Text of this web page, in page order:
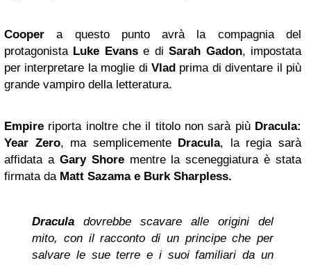
Coopera questo punto avrà la compagnia del
protagonista Luke Evanse diSarah Gadon, impostata
per interpretare la moglie di Vlad prima di diventare il più
grande vampiro della letteratura.
Empire riporta inoltre che il titolo non sarà più Dracula:
Year Zero, ma semplicemente Dracula, la regia sarà
affidata a Gary Shorementre la sceneggiatura è stata
firmata da Matt Sazama e Burk Sharpless.
Dracula dovrebbe scavare alle origini del
mito, con il racconto di un principe che per
salvare le sue terre e i suoi familiari da un